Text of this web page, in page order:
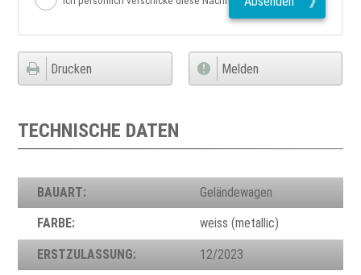
Drucken Melden
TECHNISCHE DATEN
BAUART: Geländewagen
FARBE: weiss (metallic)
ERSTZULASSUNG: 12/2023